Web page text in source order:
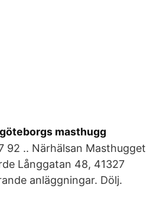
masthugg
92 .. Närhälsan Masthugget
Långgatan 48, 41327
anläggningar. Dölj.